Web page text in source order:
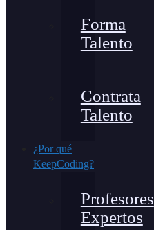
Forma
Talento
Contrata
Talento
¿Por qué
KeepCoding?
Profesores
Expertos